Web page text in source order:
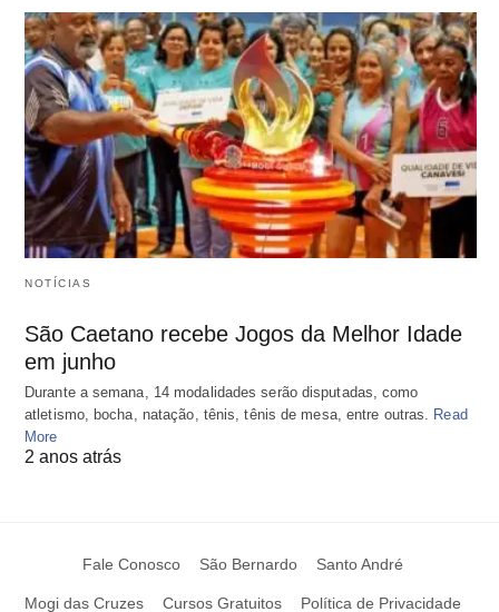
NOTÍCIAS
São Caetano recebe Jogos da Melhor Idade
em junho
Durante a semana, 14 modalidades serão disputadas, como
atletismo, bocha, natação, tênis, tênis de mesa, entre outras. Read
More
2 anos atrás
Fale Conosco São Bernardo Santo André
Mogi das Cruzes Cursos Gratuitos Política de Privacidade